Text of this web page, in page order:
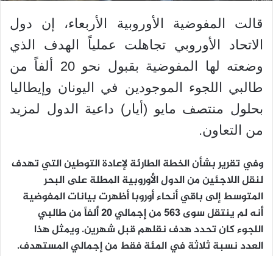
قالت المفوضية الأوروبية الأربعاء، إن دول
الاتحاد الأوروبي تجاهلت عملياً الهدف الذي
وضعته لها المفوضية بقبول نحو 20 ألفاً من
طالبي اللجوء الموجودين في اليونان وإيطاليا
بحلول منتصف مايو (أيار) داعية الدول لمزيد
من التعاون.
وفي تقرير بشأن الخطة الطارئة لإعادة التوطين التي تهدف
لنقل اللاجئين من الدول الأوروبية المطلة على البحر
المتوسط إلى باقي أنحاء أوروبا أظهرت بيانات المفوضية
أنه لم ينتقل سوى 563 من إجمالي 20 ألفاً من طالبي
اللجوء كان تحدد هدف نقلهم قبل شهرين. ويمثل هذا
العدد نسبة ثلاثة في المئة فقط من إجمالي المستهدف.